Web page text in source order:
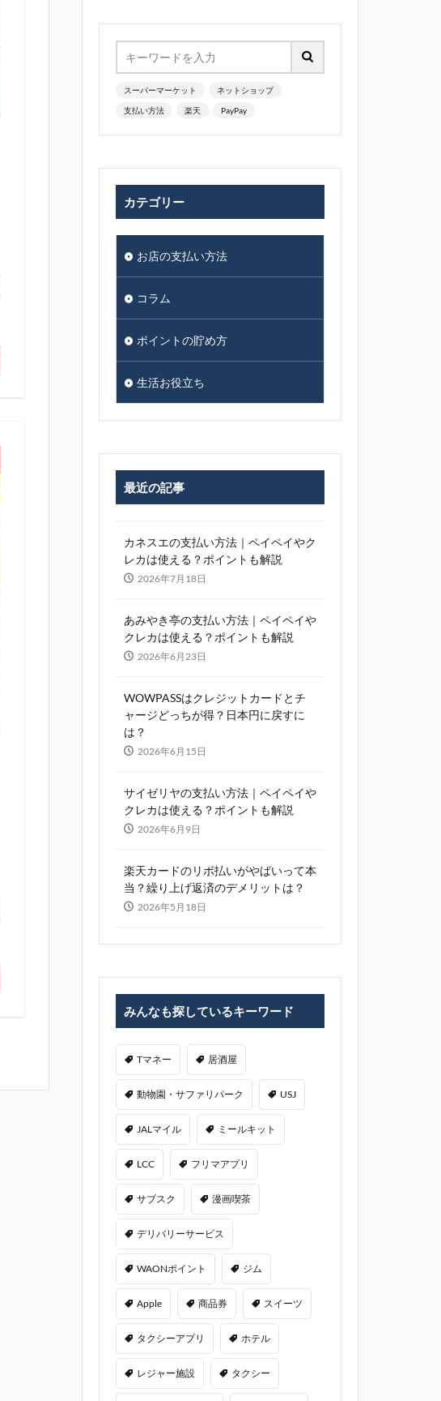
スーパーマーケット ネットショップ
支払い方法 楽天 PayPay
カテゴリー
お店の支払い方法
コラム
ポイントの貯め方
生活お役立ち
最近の記事
カネスエの支払い方法｜ペイペイやク
レカは使える？ポイントも解説
2026年7月18日
あみやき亭の支払い方法｜ペイペイや
クレカは使える？ポイントも解説
2026年6月23日
WOWPASSはクレジットカードとチ
ャージどっちが得？日本円に戻すに
は？
2026年6月15日
サイゼリヤの支払い方法｜ペイペイや
クレカは使える？ポイントも解説
2026年6月9日
楽天カードのリボ払いがやばいって本
当？繰り上げ返済のデメリットは？
2026年5月18日
みんなも探しているキーワード
Tマネー 居酒屋
動物園・サファリパーク USJ
JALマイル ミールキット
LCC フリマアプリ
サブスク 漫画喫茶
デリバリーサービス
WAONポイント ジム
Apple 商品券 スイーツ
タクシーアプリ ホテル
レジャー施設 タクシー